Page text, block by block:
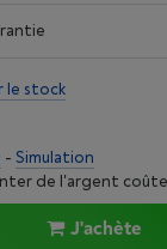
le stock
- Simulation
de l'argent coûte
J'achète